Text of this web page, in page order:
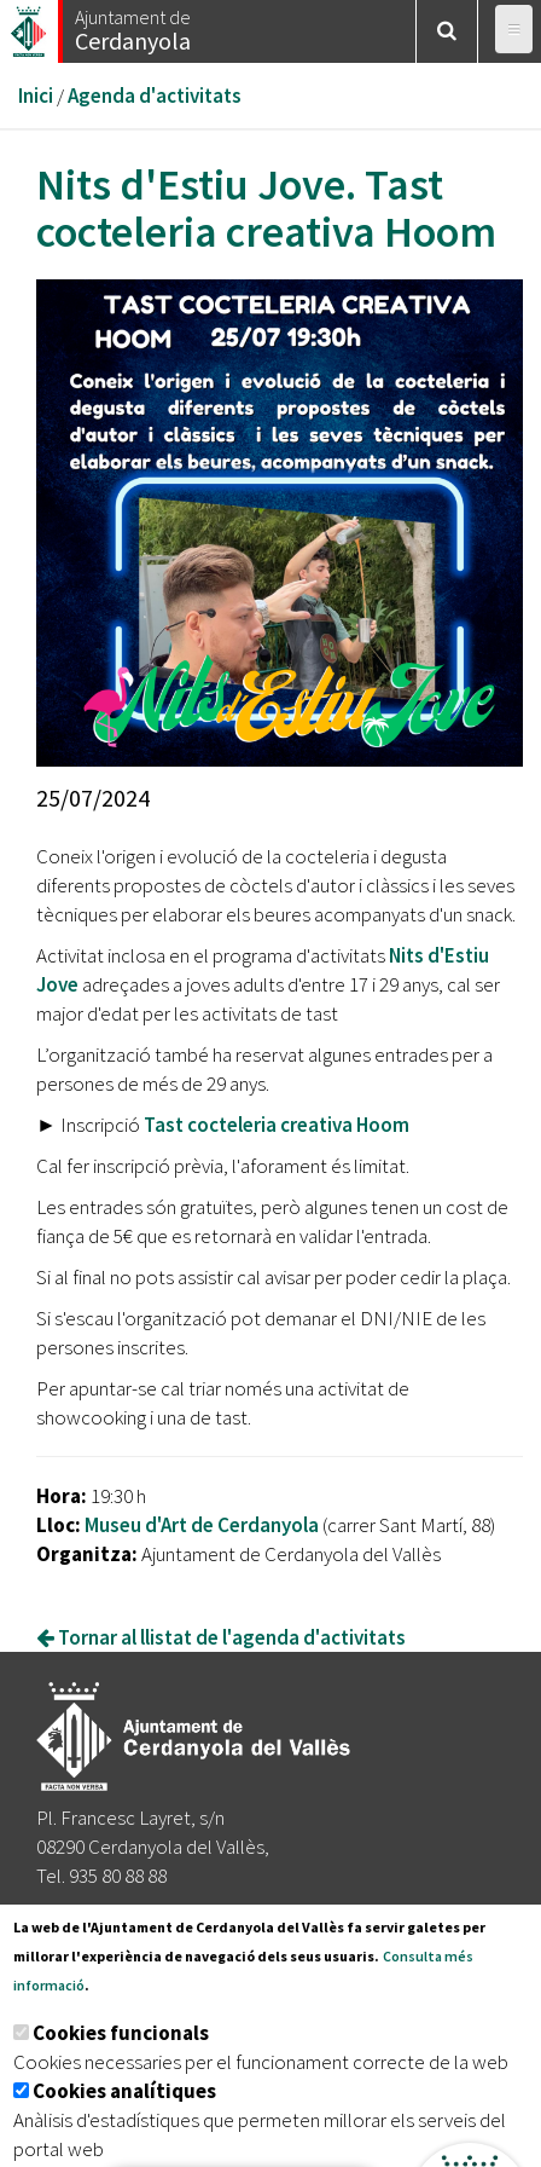
Vés
al
Ajuntament de
Cerdanyola
Esteu
aquí
Inici /Agenda d'activitats
Nits d'Estiu Jove. Tast
cocteleria creativa Hoom
25/07/2024
Coneix l'origen i evolució de la cocteleria i degusta
diferents propostes de còctels d'autor i clàssics i les seves
tècniques per elaborar els beures acompanyats d'un snack.
Activitat inclosa en el programa d'activitatsNits d'Estiu
Jove adreçades a joves adults d'entre 17 i 29 anys, cal ser
major d'edat per les activitats de tast
L’organització també ha reservat algunes entrades per a
persones de més de 29 anys.
► Inscripció Tast cocteleria creativa Hoom
Cal fer inscripció prèvia, l'aforament és limitat.
Les entrades són gratuïtes, però algunes tenen un cost de
fiança de 5€ que es retornarà en validar l'entrada.
Si al final no pots assistir cal avisar per poder cedir la plaça.
Si s'escau l'organització pot demanar el DNI/NIE de les
persones inscrites.
Per apuntar-se cal triar només una activitat de
showcooking i una de tast.
Hora: 19:30 h
Lloc: Museu d'Art de Cerdanyola (carrer Sant Martí, 88)
Organitza:Ajuntament de Cerdanyola del Vallès
Tornar al llistat de l'agenda d'activitats
Pl. Francesc Layret, s/n
08290 Cerdanyola del Vallès,
Tel. 935 80 88 88
Segueix-nos a:
Subscriu-te al nostre butlletí
Inici | Avís legal | Protecció de dades
| Accessibilitat
La web de l'Ajuntament de Cerdanyola del Vallès fa servir galetes per
millorar l'experiència de navegació dels seus usuaris. Consulta més
informació.
Cookies funcionals
Cookies necessaries per el funcionament correcte de la web
Cookies analítiques
Anàlisis d'estadístiques que permeten millorar els serveis del
portal web